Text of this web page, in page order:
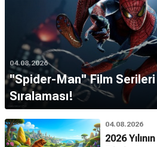
04.08.2026
''Spider-Man'' Film
Sıralaması!
04.08.2026
2026